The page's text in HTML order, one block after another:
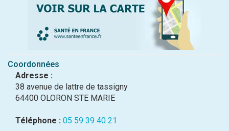
Coordonnées
Adresse :
38 avenue de lattre de tassigny
64400 OLORON STE MARIE
Téléphone : 05 59 39 40 21